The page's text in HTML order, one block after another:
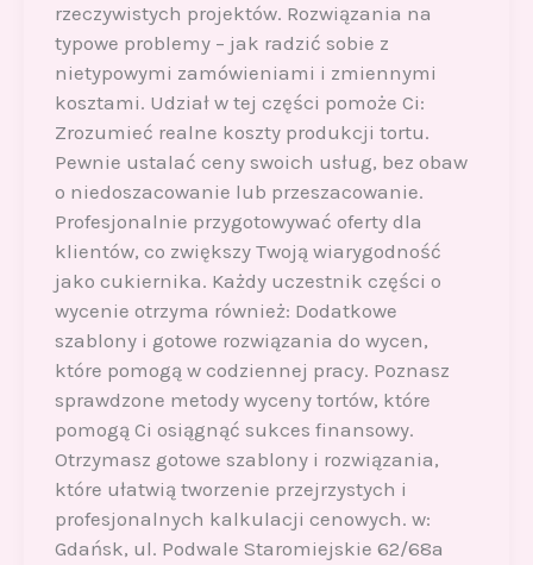
rzeczywistych projektów. Rozwiązania na
typowe problemy – jak radzić sobie z
nietypowymi zamówieniami i zmiennymi
kosztami. Udział w tej części pomoże Ci:
Zrozumieć realne koszty produkcji tortu.
Pewnie ustalać ceny swoich usług, bez obaw
o niedoszacowanie lub przeszacowanie.
Profesjonalnie przygotowywać oferty dla
klientów, co zwiększy Twoją wiarygodność
jako cukiernika. Każdy uczestnik części o
wycenie otrzyma również: Dodatkowe
szablony i gotowe rozwiązania do wycen,
które pomogą w codziennej pracy. Poznasz
sprawdzone metody wyceny tortów, które
pomogą Ci osiągnąć sukces finansowy.
Otrzymasz gotowe szablony i rozwiązania,
które ułatwią tworzenie przejrzystych i
profesjonalnych kalkulacji cenowych. w:
Gdańsk, ul. Podwale Staromiejskie 62/68a